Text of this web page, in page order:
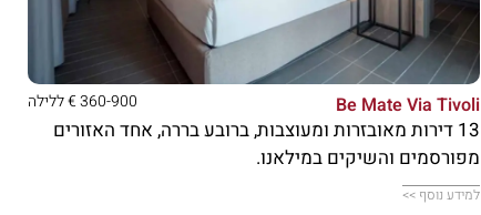





Be Mate Via Tivoli 360-900 € ללילה
13 דירות מאובזרות ומעוצבות, ברובע בררה, אחד האזורים
מפורסמים והשיקים במילאנו.
למידע נוסף >>